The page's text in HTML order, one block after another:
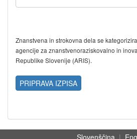
Znanstvena in strokovna dela se
agencije za znanstvenoraziskovalno in
Republike Slovenije (ARIS).
PRIPRAVA IZPISA
Slovenščina |